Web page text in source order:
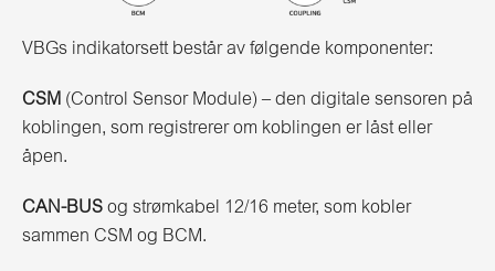
VBGs indikatorsett består av følgende komponenter:
CSM (Control Sensor Module) – den digitale sensoren på
koblingen, som registrerer om koblingen er låst eller
åpen.
CAN-BUS og strømkabel 12/16 meter, som kobler
sammen CSM og BCM.